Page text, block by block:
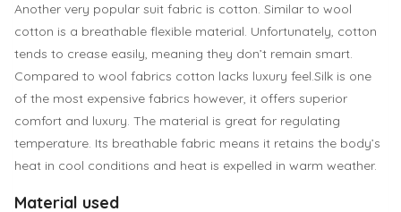
Another very popular suit fabric is cotton. Similar to wool
cotton is a breathable flexible material. Unfortunately, cotton
tends to crease easily, meaning they don’t remain smart.
Compared to wool fabrics cotton lacks luxury feel.Silk is one
of the most expensive fabrics however, it offers superior
comfort and luxury. The material is great for regulating
temperature. Its breathable fabric means it retains the body’s
heat in cool conditions and heat is expelled in warm weather.
Material used